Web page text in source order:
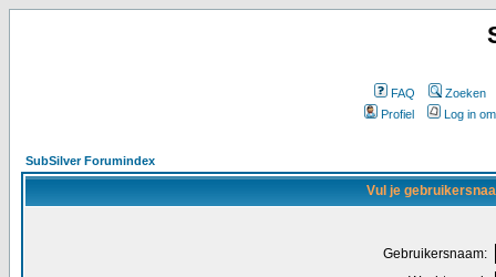
FAQ
Zoeken
Profiel
Log in
SubSilver Forumindex
Vul je
Gebruikersnaam: